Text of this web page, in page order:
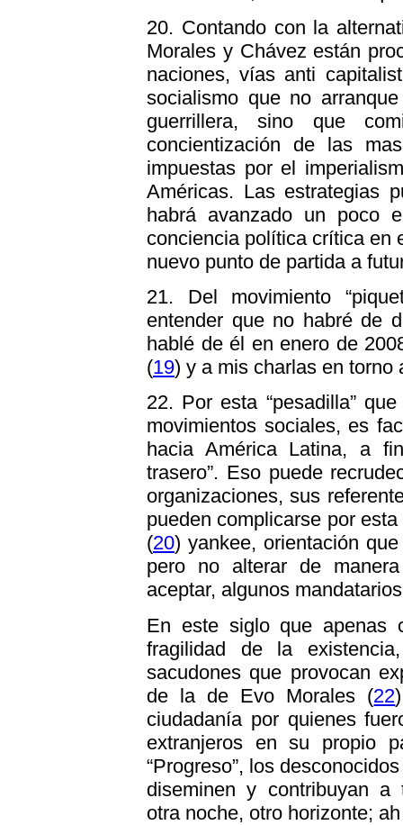
20. Contando con la
Morales y Chávez están
naciones, vías anti
socialismo que no
guerrillera, sino que
concientización de las
impuestas por el
Américas. Las estrategias
habrá avanzado un poco
conciencia política crítica en
nuevo punto de partida a
21. Del movimiento
entender que no habré de
hablé de él en enero de
(19) y a mis charlas en torno
22. Por esta “pesadilla”
movimientos sociales, es
hacia América Latina, a
trasero”. Eso puede
organizaciones, sus
pueden complicarse por
(20) yankee, orientación
pero no alterar de
aceptar, algunos
En este siglo que apenas
fragilidad de la
sacudones que provocan
de la de Evo Morales (22
ciudadanía por quienes
extranjeros en su propio
“Progreso”, los
diseminen y contribuyan a
otra noche, otro horizonte;